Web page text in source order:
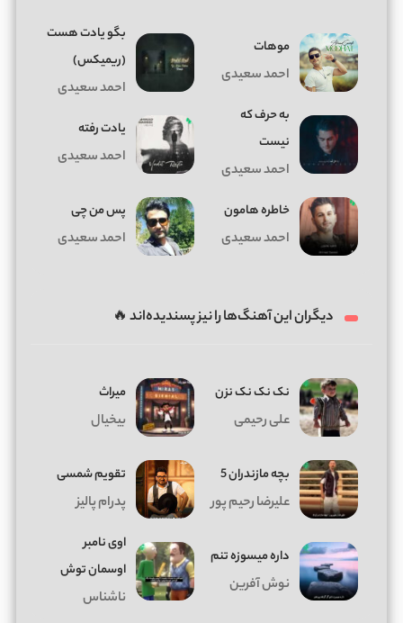
موهات
احمد سعیدی
ﺑﮕﻮ ﻳﺎدت ﻫﺴﺖ
(ریمیکس)
احمد سعیدی
به حرف که
نیست
احمد سعیدی
یادت رفته
احمد سعیدی
خاطره هامون
احمد سعیدی
پس من چی
احمد سعیدی
دیگران این آهنگ‌ها را نیز پسندیده‌اند 🔥
نک نک نک نزن
علی رحیمی
میراث
بیخیال
بچه مازندران 5
علیرضا رحیم پور
تقویم شمسی
پدرام پالیز
داره میسوزه تنم
نوش آفرین
اوی نامبر
اوسمان توش
ناشناس